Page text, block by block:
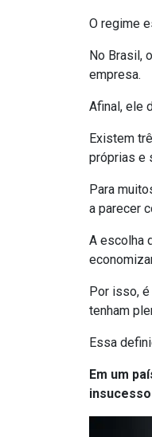
O regime
No Brasil,
empresa.
Afinal, ele
Existem
próprias e
Para
a parecer
A escolha
Por isso,
tenham
Essa
Em um